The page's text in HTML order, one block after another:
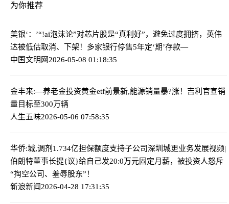
为你推荐
美银‘：’“!ai泡沫论”对芯片股是“真利好”，避免过度拥挤，英伟
达被低估取消、下架！多家银行停售5年定‘期’存款—
中国文明网2026-05-08 01:18:35
金丰来:—养老金投资黄金etf前景新,能源销量暴?涨！吉利官宣销
量目标至300万辆
人生五味2026-05-06 07:58:35
华侨:城,调剂1.734亿担保额度支持子公司深圳城更业务发展视频|
伯朗特董事长提{议}给自己发20:0万元固定月薪，被投资人怒斥
“掏空公司、羞辱股东”！
新浪新闻2026-04-28 17:31:35